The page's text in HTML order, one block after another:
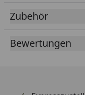
Spurennährstoffe
Gießwasser
Zubehör
Bewertungen